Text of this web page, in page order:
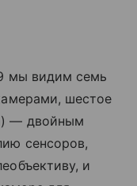
мы видим семь
шестое
— двойным
сенсоров,
и